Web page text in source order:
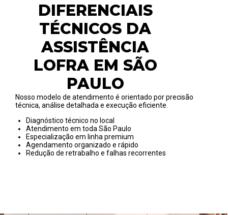
DIFERENCIAIS
TÉCNICOS DA
ASSISTÊNCIA
LOFRA EM SÃO
PAULO
Nosso modelo de atendimento é orientado por precisão
técnica, análise detalhada e execução eficiente.
Diagnóstico técnico no local
Atendimento em toda São Paulo
Especialização em linha premium
Agendamento organizado e rápido
Redução de retrabalho e falhas recorrentes